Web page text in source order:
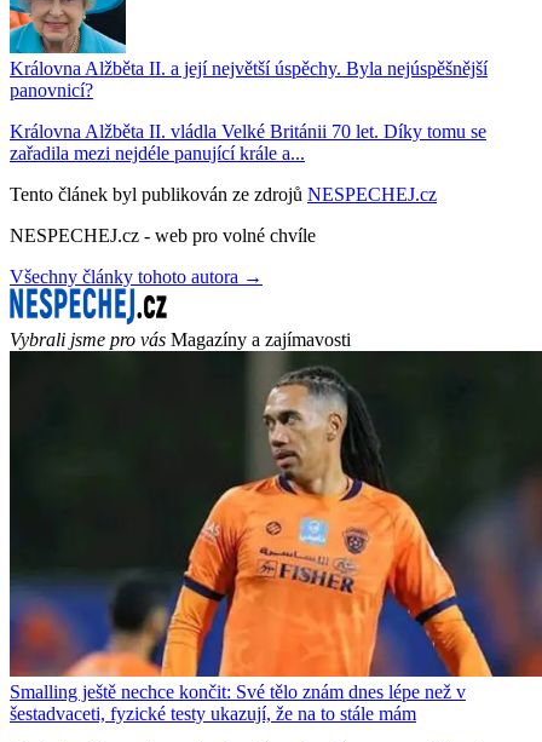
Královna Alžběta II. a její největší úspěchy. Byla nejúspěšnější
panovnicí?
Královna Alžběta II. vládla Velké Británii 70 let. Díky tomu se
zařadila mezi nejdéle panující krále a...
Tento článek byl publikován ze zdrojů NESPECHEJ.cz
NESPECHEJ.cz - web pro volné chvíle
Všechny články tohoto autora →
Vybrali jsme pro vás Magazíny a zajímavosti
Smalling ještě nechce končit: Své tělo znám dnes lépe než v
šestadvaceti, fyzické testy ukazují, že na to stále mám